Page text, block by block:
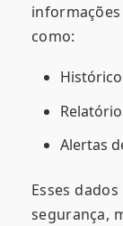
como:
Alertas
Esses
segurança,